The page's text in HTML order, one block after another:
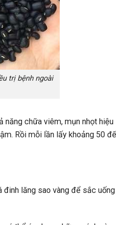
trị bệnh ngoài
năng chữa viêm, mụn nhọt hiệu
Rồi mỗi lần lấy khoảng 50
đinh lăng sao vàng để sắc uống